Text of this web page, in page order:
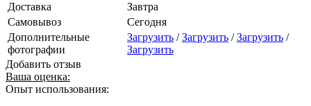
Доставка
Завтра
Самовывоз
Сегодня
Дополнительные
фотографии
Загрузить /Загрузить /Загрузить /
Загрузить
Добавить отзыв
Ваша оценка:
Опыт использования: